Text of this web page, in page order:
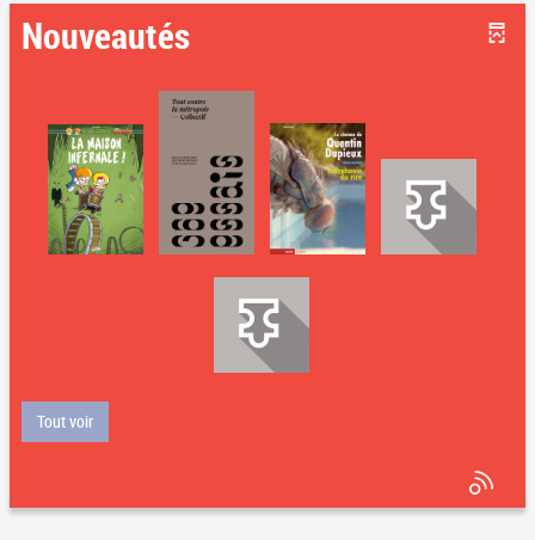
Nouveautés
Tout voir